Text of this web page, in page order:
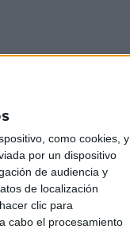
como cookies, y
por un dispositivo
de audiencia y
de localización
clic para
cabo el procesamiento